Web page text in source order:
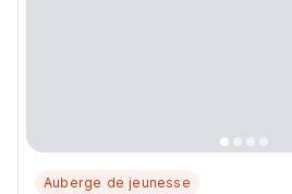
Auberge de jeunesse